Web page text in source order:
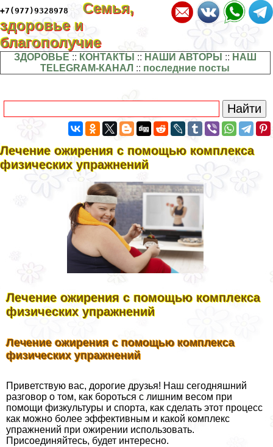
+7(977)9328978
Семья,
здоровье и
благополучие
ЗДОРОВЬЕ :: КОНТАКТЫ :: НАШИ АВТОРЫ :: НАШ
TELEGRAM-КАНАЛ :: последние посты
Лечение ожирения с помощью комплекса
физических упражнений
Лечение ожирения с помощью комплекса
физических упражнений
Лечение ожирения с помощью комплекса
физических упражнений
Приветствую вас, дорогие друзья! Наш сегодняшний
разговор о том, как бороться с лишним весом при
помощи физкультуры и спорта, как сделать этот процесс
как можно более эффективным и какой комплекс
упражнений при ожирении использовать.
Присоединяйтесь, будет интересно.